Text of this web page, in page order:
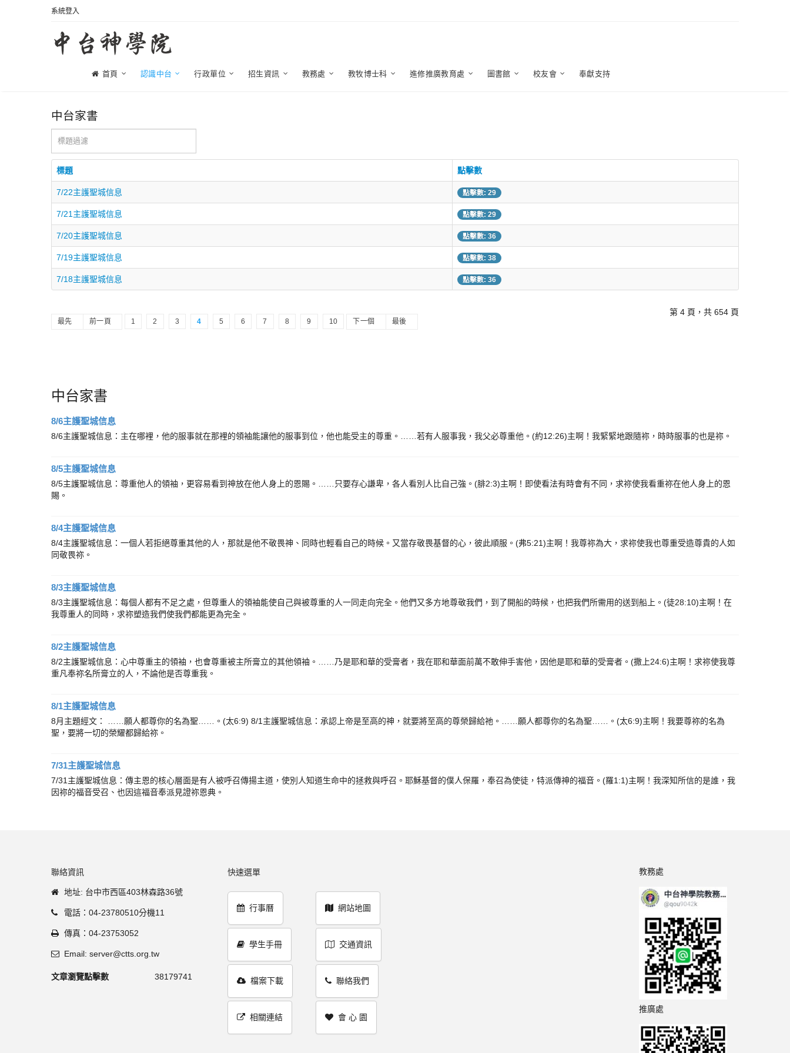
系統登入
首頁 認識中台 行政單位 招生資訊 教務處 教牧博士科 進修推廣教育處 圖書館 校友會 奉獻支持
中台家書
標題 點擊數
7/22主護聖城信息 點擊數: 29
7/21主護聖城信息 點擊數: 29
7/20主護聖城信息 點擊數: 36
7/19主護聖城信息 點擊數: 38
7/18主護聖城信息 點擊數: 36
第 4 頁，共 654 頁
最先 前一頁 1 2 3 4 5 6 7 8 9 10 下一個 最後
中台家書
8/6主護聖城信息
8/6主護聖城信息：主在哪裡，他的服事就在那裡的領袖能讓他的服事到位，他也能受主的尊重。……若有人服事我，我父必尊重他。(約12:26)主啊！我緊緊地跟隨祢，時時服事的也是祢。
8/5主護聖城信息
8/5主護聖城信息：尊重他人的領袖，更容易看到神放在他人身上的恩賜。……只要存心謙卑，各人看別人比自己強。(腓2:3)主啊！即使看法有時會有不同，求祢使我看重祢在他人身上的恩
賜。
8/4主護聖城信息
8/4主護聖城信息：一個人若拒絕尊重其他的人，那就是他不敬畏神、同時也輕看自己的時候。又當存敬畏基督的心，彼此順服。(弗5:21)主啊！我尊祢為大，求祢使我也尊重受造尊貴的人如
同敬畏祢。
8/3主護聖城信息
8/3主護聖城信息：每個人都有不足之處，但尊重人的領袖能使自己與被尊重的人一同走向完全。他們又多方地尊敬我們，到了開船的時候，也把我們所需用的送到船上。(徒28:10)主啊！在
我尊重人的同時，求祢塑造我們使我們都能更為完全。
8/2主護聖城信息
8/2主護聖城信息：心中尊重主的領袖，也會尊重被主所膏立的其他領袖。……乃是耶和華的受膏者，我在耶和華面前萬不敢伸手害他，因他是耶和華的受膏者。(撒上24:6)主啊！求祢使我尊
重凡奉祢名所膏立的人，不論他是否尊重我。
8/1主護聖城信息
8月主題經文： ……願人都尊你的名為聖……。(太6:9) 8/1主護聖城信息：承認上帝是至高的神，就要將至高的尊榮歸給祂。……願人都尊你的名為聖……。(太6:9)主啊！我要尊祢的名為
聖，要將一切的榮耀都歸給祢。
7/31主護聖城信息
7/31主護聖城信息：傳主恩的核心層面是有人被呼召傳揚主道，使別人知道生命中的拯救與呼召。耶穌基督的僕人保羅，奉召為使徒，特派傳神的福音。(羅1:1)主啊！我深知所信的是誰，我
因祢的福音受召、也因這福音奉派見證祢恩典。
聯絡資訊
地址: 台中市西區403林森路36號
電話：04-23780510分機11
傳真：04-23753052
Email: server@ctts.org.tw
文章瀏覽點擊數 38179741
快速選單
行事曆
學生手冊
檔案下載
相關連結
網站地圖
交通資訊
聯絡我們
會 心 園
教務處
推廣處